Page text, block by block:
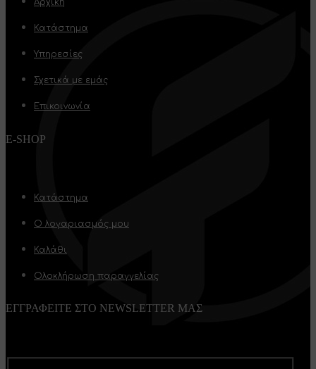
Αρχική
Κατάστημα
Υπηρεσίες
Σχετικά με εμάς
Επικοινωνία
E-SHOP
Κατάστημα
Ο λογαριασμός μου
Καλάθι
Ολοκλήρωση παραγγελίας
ΕΓΓΡΑΦΕΙΤΕ ΣΤΟ NEWSLETTER ΜΑΣ